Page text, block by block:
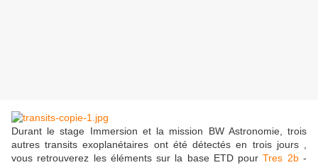
Durant le stage Immersion et la mission BW Astronomie, trois
autres transits exoplanétaires ont été détectés en trois jours ,
vous retrouverez les éléments sur la base ETD pourTres 2b-